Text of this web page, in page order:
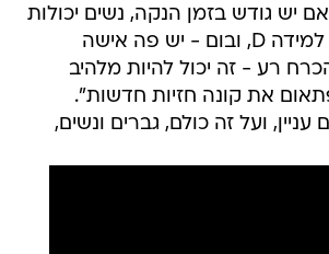
יש גודש בזמן הנקה, נשים יכולות
לקפוץ ממידה B למידה D, ובום - יש פה אישה
רע - זה יכול להיות מלהיב
את קונה חזיות חדשות".
עניין, ועל זה כולם, גברים ונשים,